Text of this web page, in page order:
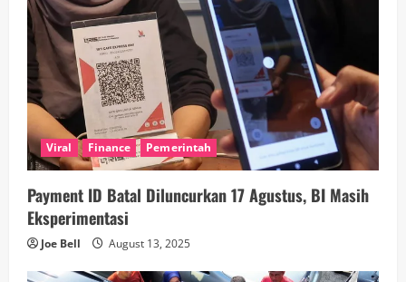
Viral Finance Pemerintah
Payment ID Batal Diluncurkan 17 Agustus, BI Masih
Eksperimentasi
Joe Bell August 13, 2025